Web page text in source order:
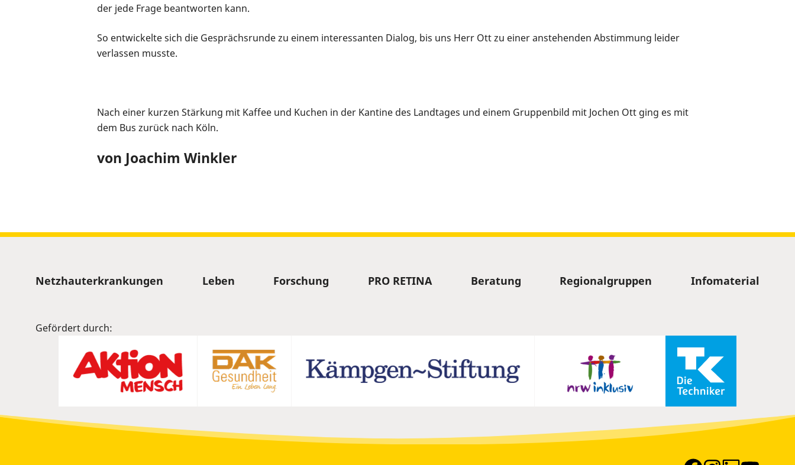
der jede Frage beantworten kann.
So entwickelte sich die Gesprächsrunde zu einem interessanten Dialog, bis uns Herr Ott zu einer anstehenden Abstimmung leider
verlassen musste.
Nach einer kurzen Stärkung mit Kaffee und Kuchen in der Kantine des Landtages und einem Gruppenbild mit Jochen Ott ging es mit
dem Bus zurück nach Köln.
von Joachim Winkler
Sitemap
Netzhauterkrankungen Leben Forschung PRO RETINA Beratung Regionalgruppen Infomaterial
Gefördert durch: